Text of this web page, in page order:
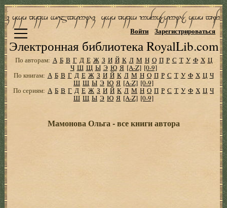
Электронная библиотека RoyalLib.com
Войти Зарегистрироваться
По авторам: А Б В Г Д Е Ж З И Й К Л М Н О П Р С Т У Ф Х Ц
Ч Ш Щ Ы Э Ю Я [A-Z] [0-9]
По книгам: А Б В Г Д Е Ж З И Й К Л М Н О П Р С Т У Ф Х Ц Ч
Ш Щ Ы Э Ю Я [A-Z] [0-9]
По сериям: А Б В Г Д Е Ж З И Й К Л М Н О П Р С Т У Ф Х Ц Ч
Ш Щ Ы Э Ю Я [A-Z] [0-9]
Мамонова Ольга - все книги автора